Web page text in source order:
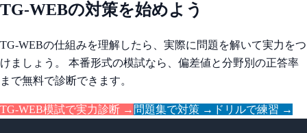
TG-WEBの対策を始めよう
TG-WEBの仕組みを理解したら、実際に問題を解いて実力をつ
けましょう。 本番形式の模試なら、偏差値と分野別の正答率
まで無料で診断できます。
TG-WEB模試で実力診断 → 問題集で対策 → ドリルで練習 →